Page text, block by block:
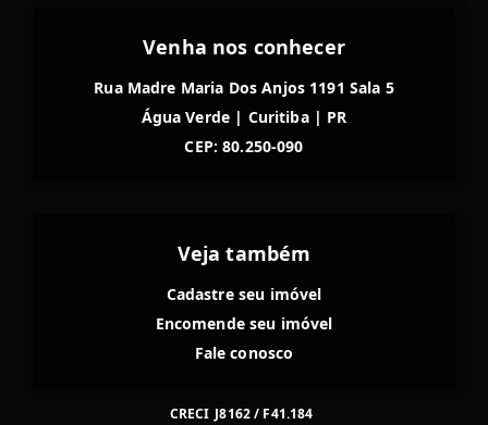
Venha nos conhecer
Rua Madre Maria Dos Anjos 1191 Sala 5
Água Verde | Curitiba | PR
CEP: 80.250-090
Veja também
Cadastre seu imóvel
Encomende seu imóvel
Fale conosco
CRECI J8162 / F41.184